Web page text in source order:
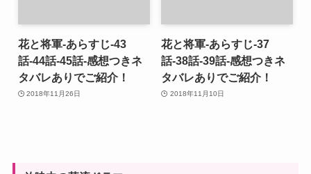
花と将軍-あらすじ-43
話-44話-45話-感想つきネ
タバレありでご紹介！
2018年11月26日
花と将軍-あらすじ-37
話-38話-39話-感想つきネ
タバレありでご紹介！
2018年11月10日